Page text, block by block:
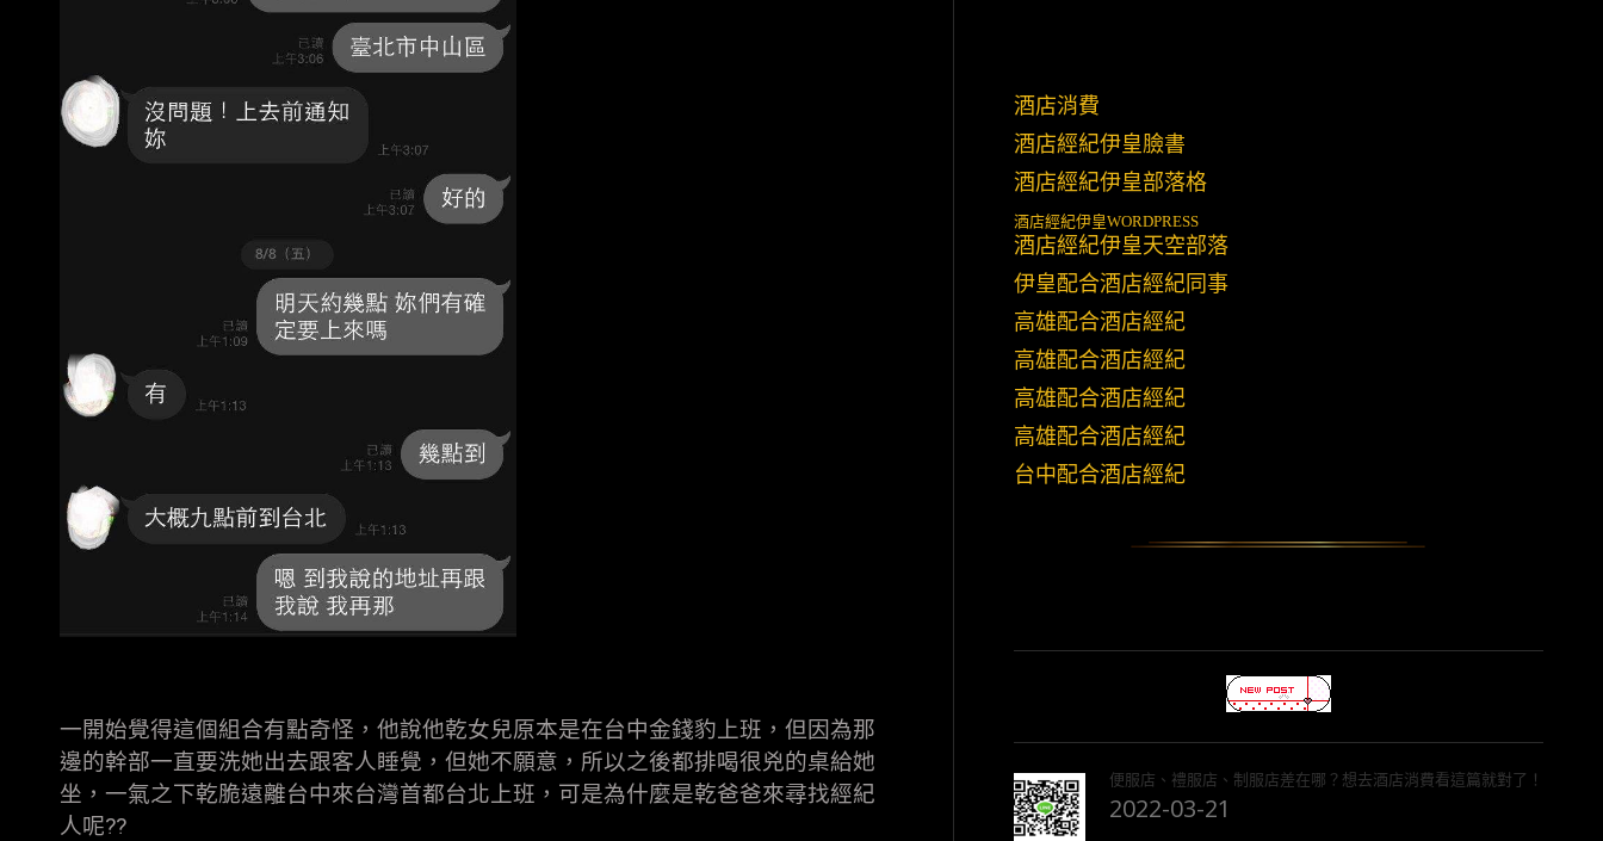
一開始覺得這個組合有點奇怪，他說他乾女兒原本是在台中金錢豹上班，但因為那
邊的幹部一直要洗她出去跟客人睡覺，但她不願意，所以之後都排喝很兇的桌給她
坐，一氣之下乾脆遠離台中來台灣首都台北上班，可是為什麼是乾爸爸來尋找經紀
人呢??
酒店消費
酒店經紀伊皇臉書
酒店經紀伊皇部落格
酒店經紀伊皇WORDPRESS
酒店經紀伊皇天空部落
伊皇配合酒店經紀同事
高雄配合酒店經紀
高雄配合酒店經紀
高雄配合酒店經紀
高雄配合酒店經紀
台中配合酒店經紀
便服店、禮服店、制服店差在哪？想去酒店消費看這篇就對了！
2022-03-21